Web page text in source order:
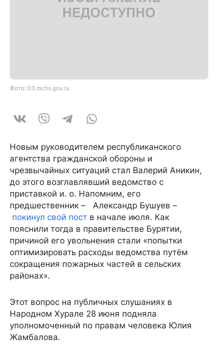
Фото: 03.mchs.gov.ru
Новым руководителем республиканского
агентства гражданской обороны и
чрезвычайных ситуаций стал Валерий Аникин,
до этого возглавлявший ведомство с
приставкой и. о. Напомним, его
предшественник – Александр Бушуев –
покинул свой пост в начале июля. Как
пояснили тогда в правительстве Бурятии,
причиной его увольнения стали «попытки
оптимизировать расходы ведомства путём
сокращения пожарных частей в сельских
районах».
Этот вопрос на публичных слушаниях в
Народном Хурале 28 июня подняла
уполномоченный по правам человека Юлия
Жамбалова.